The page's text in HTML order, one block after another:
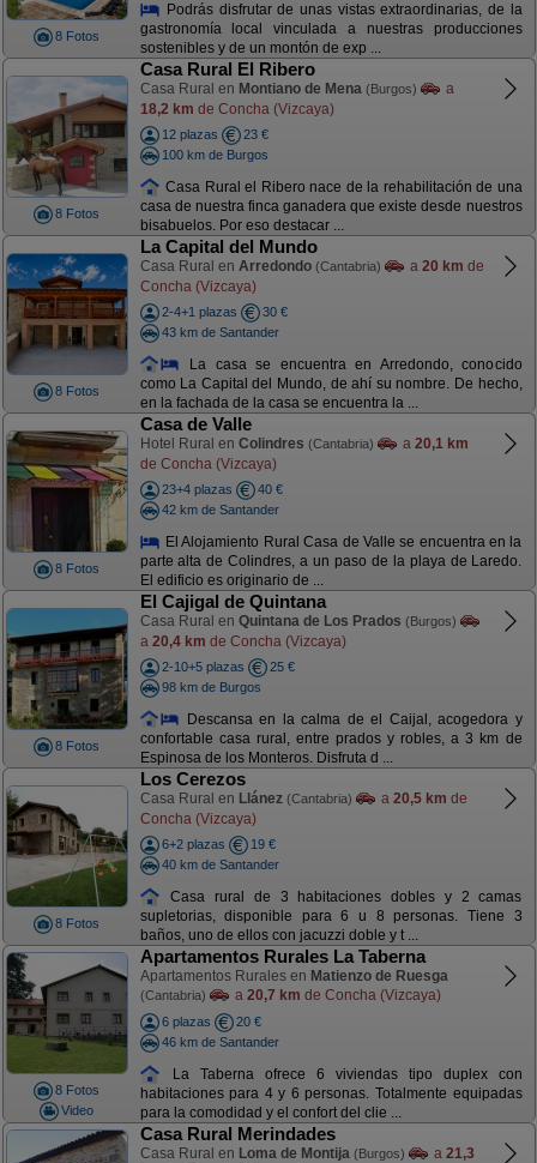
8 Fotos
Podrás disfrutar de unas vistas extraordinarias, de la
gastronomía local vinculada a nuestras producciones
sostenibles y de un montón de exp ...
8 Fotos
Casa Rural El Ribero
Casa Rural en Montiano de Mena (Burgos)
a
18,2 km de Concha (Vizcaya)
12 plazas
23 €
100 km de Burgos
Casa Rural el Ribero nace de la rehabilitación de una
casa de nuestra finca ganadera que existe desde nuestros
bisabuelos. Por eso destacar ...
8 Fotos
La Capital del Mundo
Casa Rural en Arredondo (Cantabria) a 20 km de
Concha (Vizcaya)
2-4+1 plazas
30 €
43 km de Santander
La casa se encuentra en Arredondo, conocido
como La Capital del Mundo, de ahí su nombre. De hecho,
en la fachada de la casa se encuentra la ...
8 Fotos
Casa de Valle
Hotel Rural en Colindres (Cantabria) a 20,1 km
de Concha (Vizcaya)
23+4 plazas
40 €
42 km de Santander
El Alojamiento Rural Casa de Valle se encuentra en la
parte alta de Colindres, a un paso de la playa de Laredo.
El edificio es originario de ...
8 Fotos
El Cajigal de Quintana
Casa Rural en Quintana de Los Prados (Burgos)
a 20,4 km de Concha (Vizcaya)
2-10+5 plazas
25 €
98 km de Burgos
Descansa en la calma de el Caijal, acogedora y
confortable casa rural, entre prados y robles, a 3 km de
Espinosa de los Monteros. Disfruta d ...
8 Fotos
Los Cerezos
Casa Rural en Llánez (Cantabria) a 20,5 km de
Concha (Vizcaya)
6+2 plazas
19 €
40 km de Santander
Casa rural de 3 habitaciones dobles y 2 camas
supletorias, disponible para 6 u 8 personas. Tiene 3
baños, uno de ellos con jacuzzi doble y t ...
8 Fotos
Video
Apartamentos Rurales La Taberna
Apartamentos Rurales en Matienzo de Ruesga
(Cantabria) a 20,7 km de Concha (Vizcaya)
6 plazas
20 €
46 km de Santander
La Taberna ofrece 6 viviendas tipo duplex con
habitaciones para 4 y 6 personas. Totalmente equipadas
para la comodidad y el confort del clie ...
Casa Rural Merindades
Casa Rural en Loma de Montija (Burgos) a 21,3